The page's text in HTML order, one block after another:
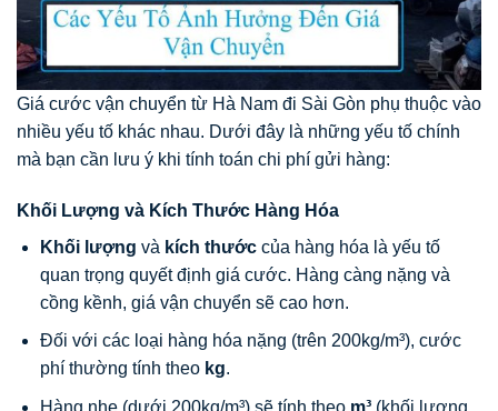
Giá cước vận chuyển từ Hà Nam đi Sài Gòn phụ thuộc vào
nhiều yếu tố khác nhau. Dưới đây là những yếu tố chính
mà bạn cần lưu ý khi tính toán chi phí gửi hàng:
Khối Lượng và Kích Thước Hàng Hóa
Khối lượng và kích thướccủa hàng hóa là yếu tố
quan trọng quyết định giá cước. Hàng càng nặng và
cồng kềnh, giá vận chuyển sẽ cao hơn.
Đối với các loại hàng hóa nặng (trên 200kg/m³), cước
phí thường tính theo kg.
Hàng nhẹ (dưới 200kg/m³) sẽ tính theo m³(khối lượng